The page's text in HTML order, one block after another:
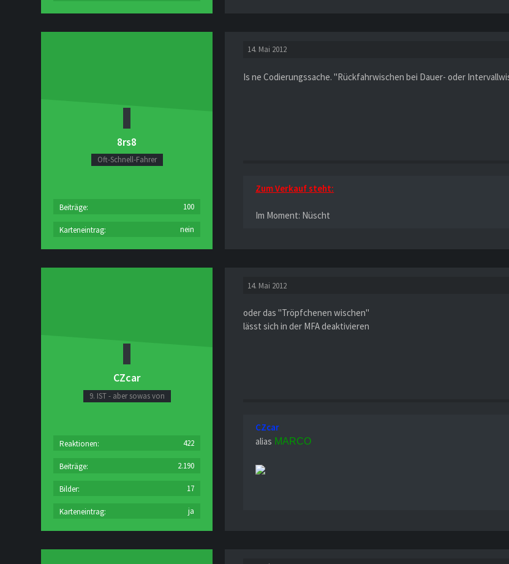
8rs8
Oft-Schnell-Fahrer
Beiträge 100
Karteneintrag nein
14. Mai 2012
Is ne Codierungssache. "Rückfahrwischen bei Dauer- oder
Zum Verkauf steht:
Im Moment: Nüscht
CZcar
9. IST - aber sowas von
Reaktionen 422
Beiträge 2.190
Bilder 17
Karteneintrag ja
14. Mai 2012
oder das "Tröpfchenen wischen"
lässt sich in der MFA deaktivieren
CZcar
alias MARCO